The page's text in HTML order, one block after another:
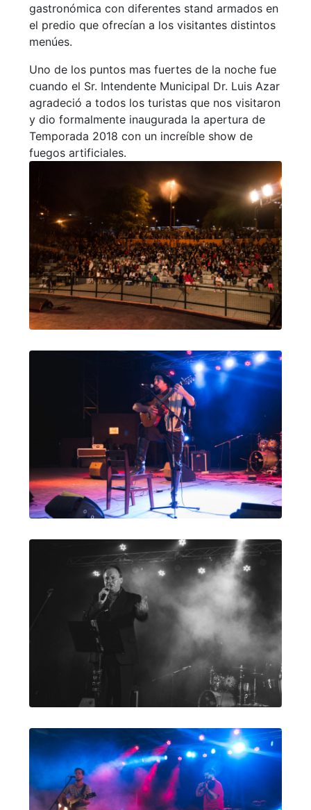
gastronómica con diferentes stand armados en
el predio que ofrecían a los visitantes distintos
menúes.
Uno de los puntos mas fuertes de la noche fue
cuando el Sr. Intendente Municipal Dr. Luis Azar
agradeció a todos los turistas que nos visitaron
y dio formalmente inaugurada la apertura de
Temporada 2018 con un increíble show de
fuegos artificiales.